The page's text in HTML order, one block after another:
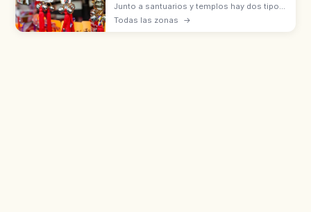
Junto a santuarios y templos hay dos tipos
de souvenirs: objetos sagrados (omamori,
Todas las zonas →